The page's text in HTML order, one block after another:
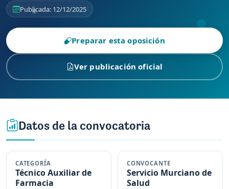
Publicada: 12/12/2025
Preparar esta oposición
Ver publicación oficial
Datos de la convocatoria
CATEGORÍA
Técnico Auxiliar de
Farmacia
CONVOCANTE
Servicio Murciano de
Salud